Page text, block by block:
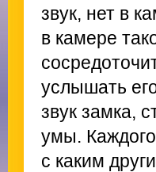
звук, нет в
в камере
услышать
звук замка,
умы. Каждого
с каким